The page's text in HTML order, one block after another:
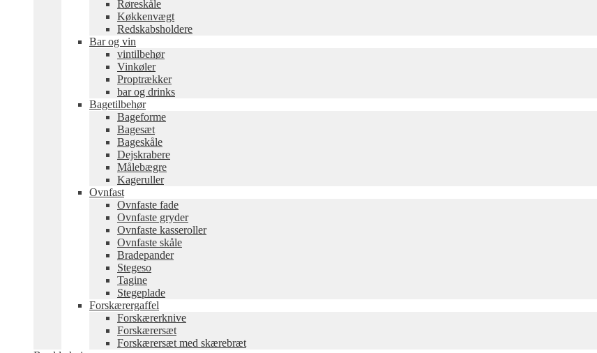
Røreskåle
Køkkenvægt
Redskabsholdere
Bar og vin
vintilbehør
Vinkøler
Proptrækker
bar og drinks
Bagetilbehør
Bageforme
Bagesæt
Bageskåle
Dejskrabere
Målebægre
Kageruller
Ovnfast
Ovnfaste fade
Ovnfaste gryder
Ovnfaste kasseroller
Ovnfaste skåle
Bradepander
Stegeso
Tagine
Stegeplade
Forskærergaffel
Forskærerknive
Forskærersæt
Forskærersæt med skærebræt